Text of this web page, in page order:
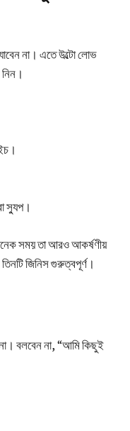
না। এতে উল্টো লোভ
স্যুপ।
সময় তা আরও আকর্ষণীয়
জিনিস গুরুত্বপূর্ণ।
বলবেন না, “আমি কিছুই